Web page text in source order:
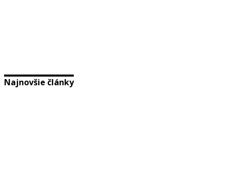
Najnovšie články